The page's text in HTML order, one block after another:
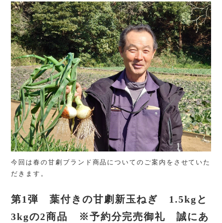
今回は春の甘劇ブランド商品についてのご案内をさせていた
だきます。
第1弾 葉付きの甘劇新玉ねぎ 1.5kgと
3kgの2商品 ※予約分完売御礼 誠にあ